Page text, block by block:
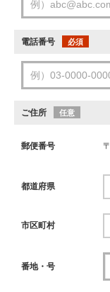
電話番号 必須
ご住所 任意
郵便番号 〒
都道府県
市区町村
番地・号